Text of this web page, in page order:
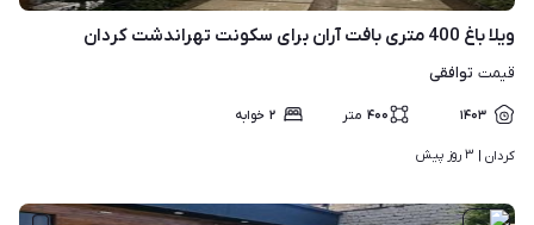
ویلا باغ 400 متری بافت آران برای سکونت تهراندشت کردان
قیمت توافقی
۱۴۰۳ ۴۰۰ متر ۲ خوابه
کردان | ۳ روز پیش